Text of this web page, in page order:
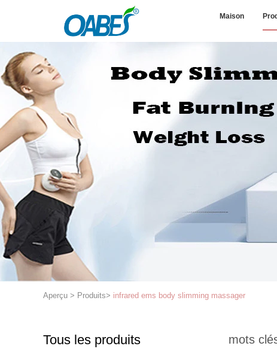
Maison
Aperçu > Produits> infrared ems body slimming massager
Tous les produits mots